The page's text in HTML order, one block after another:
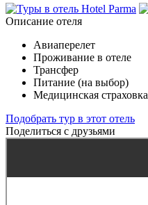
Описание отеля
Авиаперелет
Проживание в отеле
Трансфер
Питание (на выбор)
Медицинская страховка
Подобрать тур в этот отель
Поделиться с друзьями